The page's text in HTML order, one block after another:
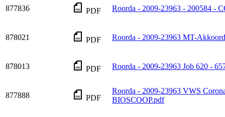
877836 PDF Roorda - 2009-23963 - 200584 -
878021 PDF Roorda - 2009-23963 MT-
878013 PDF Roorda - 2009-23963 Job 620 -
877888 PDF
Roorda - 2009-23963 VWS
BIOSCOOP.pdf